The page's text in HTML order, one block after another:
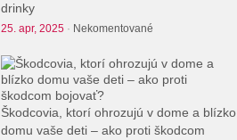
drinky
25. apr, 2025· Nekomentované
Škodcovia, ktorí ohrozujú v dome a blízko
domu vaše deti – ako proti škodcom